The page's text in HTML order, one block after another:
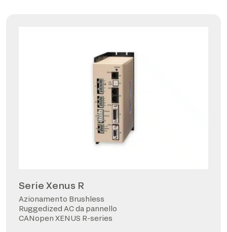
Serie Xenus R
Azionamento Brushless
Ruggedized AC da pannello
CANopen XENUS R-series